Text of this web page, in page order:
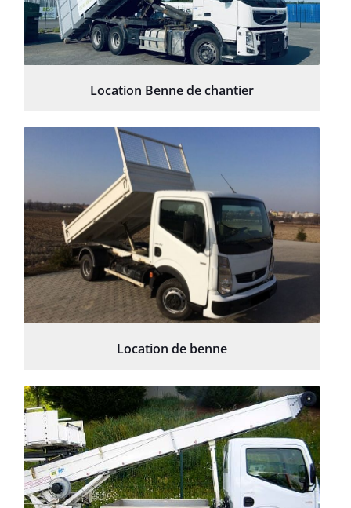
Location Benne de chantier
Location de benne